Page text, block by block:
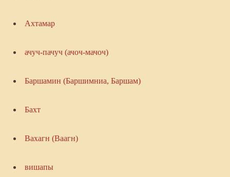
Ахтамар
ачуч-пачуч (ачоч-мачоч)
Баршамин (Баршимниа, Баршам)
Бахт
Вахагн (Ваагн)
вишапы